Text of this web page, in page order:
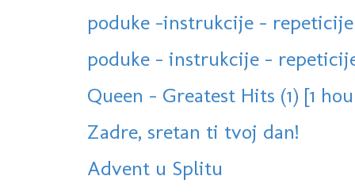
poduke -instrukcije -
poduke - instrukcije -
Queen - Greatest Hits (1) [1
Zadre, sretan ti tvoj dan!
Advent u Splitu